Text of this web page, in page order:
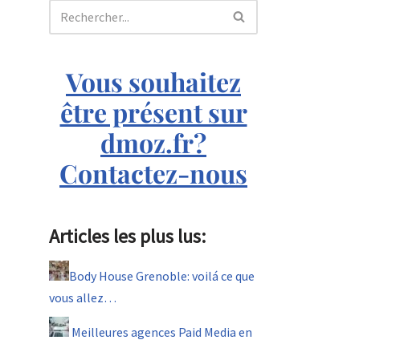
Vous souhaitez
être présent sur
dmoz.fr?
Contactez-nous
Articles les plus lus:
Body House Grenoble: voilá ce que
vous allez…
Meilleures agences Paid Media en